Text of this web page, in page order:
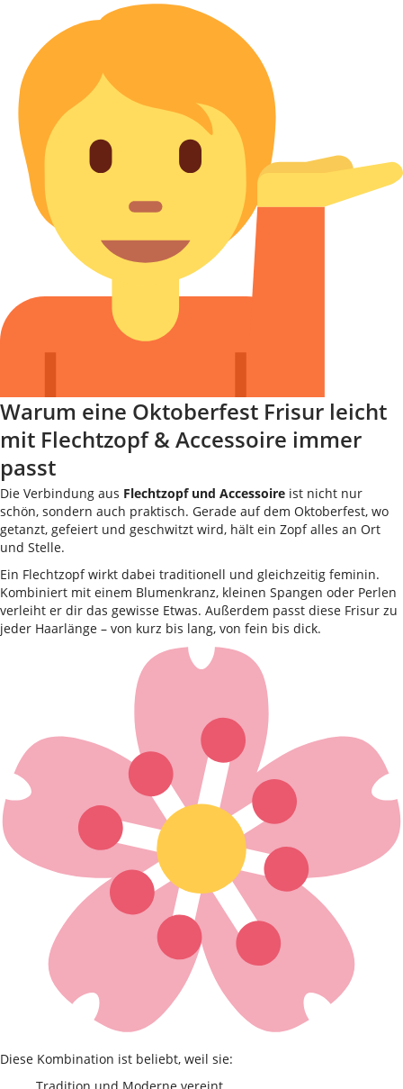
Warum eine Oktoberfest Frisur leicht
mit Flechtzopf & Accessoire immer
passt
Die Verbindung aus Flechtzopf und Accessoire ist nicht nur
schön, sondern auch praktisch. Gerade auf dem Oktoberfest, wo
getanzt, gefeiert und geschwitzt wird, hält ein Zopf alles an Ort
und Stelle.
Ein Flechtzopf wirkt dabei traditionell und gleichzeitig feminin.
Kombiniert mit einem Blumenkranz, kleinen Spangen oder Perlen
verleiht er dir das gewisse Etwas. Außerdem passt diese Frisur zu
jeder Haarlänge – von kurz bis lang, von fein bis dick.
Diese Kombination ist beliebt, weil sie: